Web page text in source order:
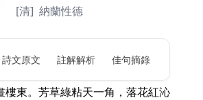
[清] 納蘭性德
詩文原文 註解解析 佳句摘錄
樓東。芳草綠粘天一角，落花紅沁